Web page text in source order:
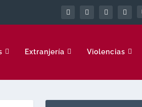
Extranjería Violencias